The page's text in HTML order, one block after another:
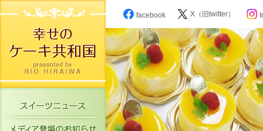
スイーツニュース
メディア登場のお知らせ
facebook X（旧twitter）